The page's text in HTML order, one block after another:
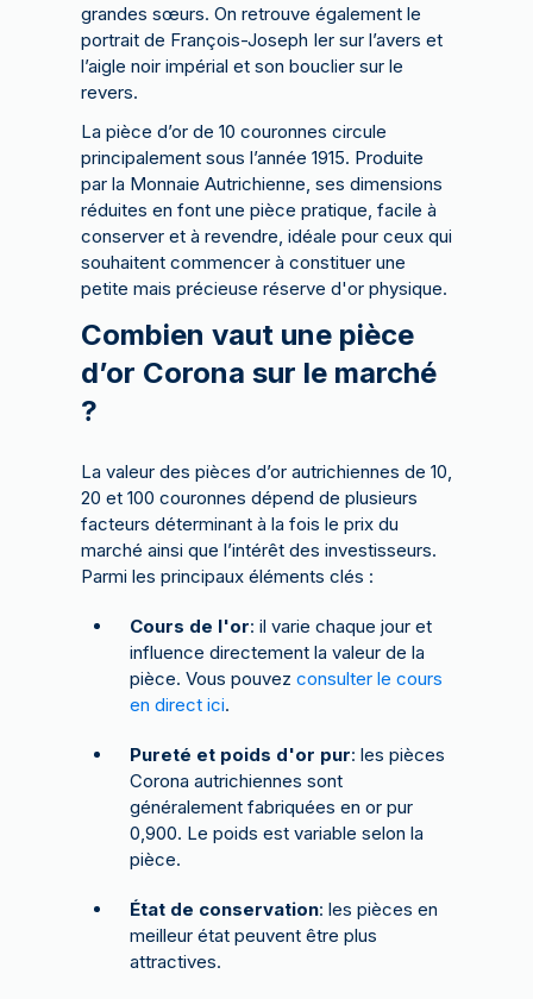
grandes sœurs. On retrouve également le
portrait de François-Joseph Ier sur l’avers et
l’aigle noir impérial et son bouclier sur le
revers.
La pièce d’or de 10 couronnes circule
principalement sous l’année 1915. Produite
par la Monnaie Autrichienne, ses dimensions
réduites en font une pièce pratique, facile à
conserver et à revendre, idéale pour ceux qui
souhaitent commencer à constituer une
petite mais précieuse réserve d'or physique.
Combien vaut une pièce
d’or Corona sur le marché
?
La valeur des pièces d’or autrichiennes de 10,
20 et 100 couronnes dépend de plusieurs
facteurs déterminant à la fois le prix du
marché ainsi que l’intérêt des investisseurs.
Parmi les principaux éléments clés :
Cours de l'or: il varie chaque jour et
influence directement la valeur de la
pièce. Vous pouvez consulter le cours
en direct ici.
Pureté et poids d'or pur: les pièces
Corona autrichiennes sont
généralement fabriquées en or pur
0,900. Le poids est variable selon la
pièce.
État de conservation: les pièces en
meilleur état peuvent être plus
attractives.